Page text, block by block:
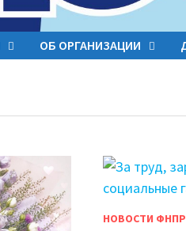
ОБ ОРГАНИЗАЦИИ
НОВОСТИ ФНПР